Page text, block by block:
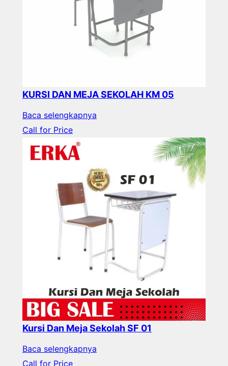
KURSI DAN MEJA SEKOLAH KM 05
Baca selengkapnya
Call for Price
Kursi Dan Meja Sekolah SF 01
Baca selengkapnya
Call for Price